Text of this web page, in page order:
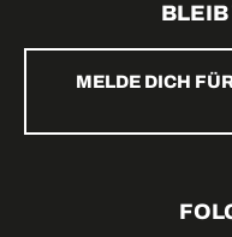
MELDE DICH